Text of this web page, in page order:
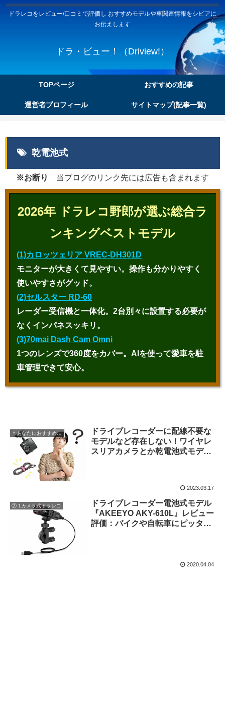
ドラレコをレビュー/口コミで評価し おすすめモデルや車関連情報をシビアに
お伝えします
ドラ・ビュー！（Driview!）
TOPページ おすすめの記事
運営者プロフィール サイトマップ(記事一覧)
乾電池式
※お断り 当ブログのリンク先には広告も含まれます
2026年 ドラレコ野郎が選ぶ総合ラ
ンキングベストモデル
(1)カロッツェリア VREC-DH301D
モニターが大きくて見やすい。操作も分かりやすく
使いやすさがグッド。
(2)セルスター RD-60
レーダー受信機と一体化。2台別々に設置する必要が
なくインパネスッキリ。
(3)70mai Dash Cam Omni
1つのレンズで360度をカバー。AIを使って愛車を駐
車管理できて安心。
＊あなたにおすすめの記事
ドライブレコーダーに配線不要な
モデルなど存在しない！ワイヤレ
スリアカメラとか乾電池式モデル
2023.03.17
⑦ 1カメラ式ドラレコ
ドライブレコーダー電池式モデル
『AKEEYO AKY-610L』レビュー
評価：バイクや自転車にピッタ
2020.04.04